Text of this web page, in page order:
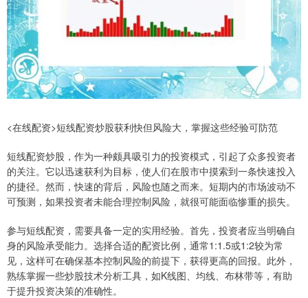
<在线配资>短线配资炒股获利快但风险大，掌握这些经验可防范
短线配资炒股，作为一种颇具吸引力的投资模式，引起了众多投资者
的关注。它以迅速获利为目标，使人们在股市中摸索到一条快速投入
的捷径。然而，快速的背后，风险也随之而来。短期内的市场波动不
可预测，如果投资者未能合理控制风险，就很可能面临惨重的损失。
参与短线配资，需要具备一定的实用经验。首先，投资者应当明确自
身的风险承受能力。选择合适的配资比例，通常1:1.5或1:2较为常
见，这样可在确保基本控制风险的前提下，获得更高的回报。此外，
熟练掌握一些炒股技术分析工具，如K线图、均线、布林带等，有助
于提升投资决策的准确性。